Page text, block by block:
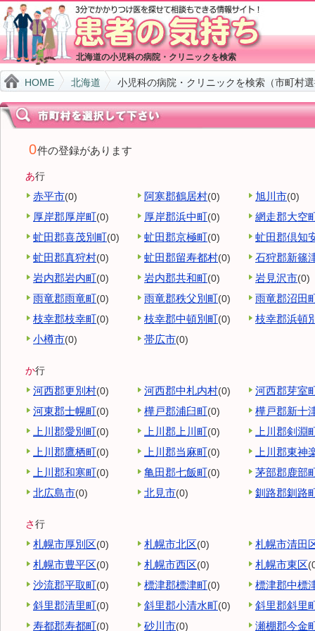
北海道の小児科の病院・クリニックを検索
HOME 北海道 小児科の病院・クリニックを検索（市町村
0件の登録があります
あ行
赤平市(0) 阿寒郡鶴居村(0) 旭川市(0)
厚岸郡厚岸町(0) 厚岸郡浜中町(0)
網走郡大空
虻田郡喜茂別町(0) 虻田郡京極町(0)
虻田郡倶知
虻田郡真狩村(0) 虻田郡留寿都村(0)
石狩郡新篠
岩内郡岩内町(0) 岩内郡共和町(0) 岩見沢市(0)
雨竜郡雨竜町(0) 雨竜郡秩父別町(0)
雨竜郡沼田
枝幸郡枝幸町(0) 枝幸郡中頓別町(0)
枝幸郡浜頓
小樽市(0) 帯広市(0)
か行
河西郡更別村(0) 河西郡中札内村(0)
河西郡芽室
河東郡士幌町(0) 樺戸郡浦臼町(0)
樺戸郡新十
上川郡愛別町(0) 上川郡上川町(0)
上川郡剣淵
上川郡鷹栖町(0) 上川郡当麻町(0)
上川郡東神
上川郡和寒町(0) 亀田郡七飯町(0)
茅部郡鹿部
北広島市(0) 北見市(0) 釧路郡釧路
さ行
札幌市厚別区(0) 札幌市北区(0)
札幌市清田
札幌市豊平区(0) 札幌市西区(0) 札幌市東区
沙流郡平取町(0) 標津郡標津町(0)
標津郡中標
斜里郡清里町(0) 斜里郡小清水町(0)
斜里郡斜里
寿都郡寿都町(0) 砂川市(0) 瀬棚郡今金